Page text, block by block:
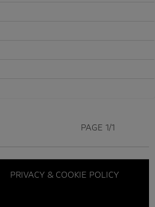
PAGE 1/1
PRIVACY & COOKIE POLICY